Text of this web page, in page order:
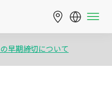
早期締切について